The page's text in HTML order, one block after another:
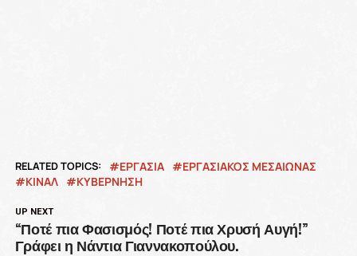
RELATED TOPICS: ΕΡΓΑΣΙΑ
ΕΡΓΑΣΙΑΚΟΣ ΜΕΣΑΙΩΝΑΣ
ΚΙΝΑΛ
ΚΥΒΕΡΝΗΣΗ
UP NEXT
“Ποτέ πια Φασισμός! Ποτέ πια Χρυσή Αυγή!”
Γράφει η Νάντια Γιαννακοπούλου.